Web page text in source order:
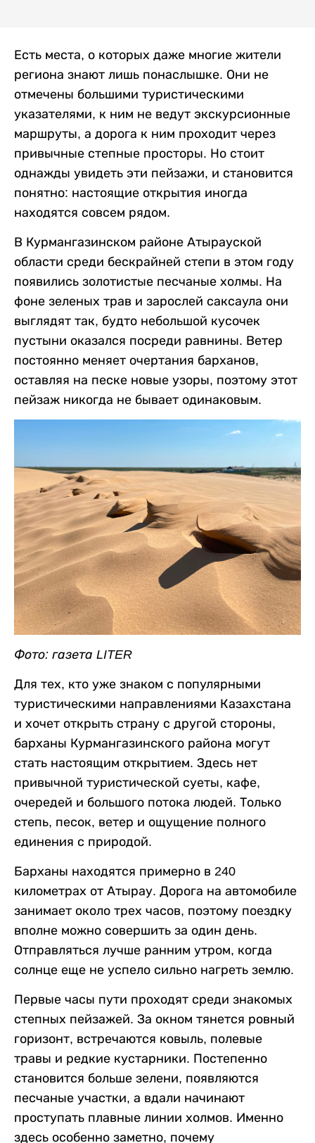
Есть места, о которых даже многие жители
региона знают лишь понаслышке. Они не
отмечены большими туристическими
указателями, к ним не ведут экскурсионные
маршруты, а дорога к ним проходит через
привычные степные просторы. Но стоит
однажды увидеть эти пейзажи, и становится
понятно: настоящие открытия иногда
находятся совсем рядом.
В Курмангазинском районе Атырауской
области среди бескрайней степи в этом году
появились золотистые песчаные холмы. На
фоне зеленых трав и зарослей саксаула они
выглядят так, будто небольшой кусочек
пустыни оказался посреди равнины. Ветер
постоянно меняет очертания барханов,
оставляя на песке новые узоры, поэтому этот
пейзаж никогда не бывает одинаковым.
Фото: газета LITER
Для тех, кто уже знаком с популярными
туристическими направлениями Казахстана
и хочет открыть страну с другой стороны,
барханы Курмангазинского района могут
стать настоящим открытием. Здесь нет
привычной туристической суеты, кафе,
очередей и большого потока людей. Только
степь, песок, ветер и ощущение полного
единения с природой.
Барханы находятся примерно в 240
километрах от Атырау. Дорога на автомобиле
занимает около трех часов, поэтому поездку
вполне можно совершить за один день.
Отправляться лучше ранним утром, когда
солнце еще не успело сильно нагреть землю.
Первые часы пути проходят среди знакомых
степных пейзажей. За окном тянется ровный
горизонт, встречаются ковыль, полевые
травы и редкие кустарники. Постепенно
становится больше зелени, появляются
песчаные участки, а вдали начинают
проступать плавные линии холмов. Именно
здесь особенно заметно, почему